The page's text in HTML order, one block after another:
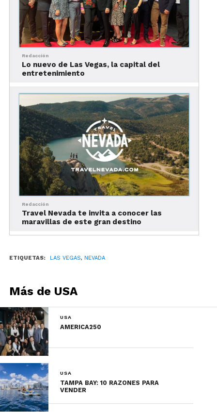
Redacción
Lo nuevo de Las Vegas, la capital del
entretenimiento
Redacción
Travel Nevada te invita a conocer las
maravillas de este gran destino
ETIQUETAS: LAS VEGAS, NEVADA
Más de USA
USA
AMERICA250
USA
TAMPA BAY: 10 RAZONES PARA
VENDER